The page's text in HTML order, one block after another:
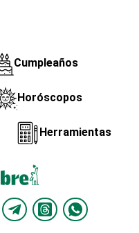
Cumpleaños
Horóscopos
Herramientas